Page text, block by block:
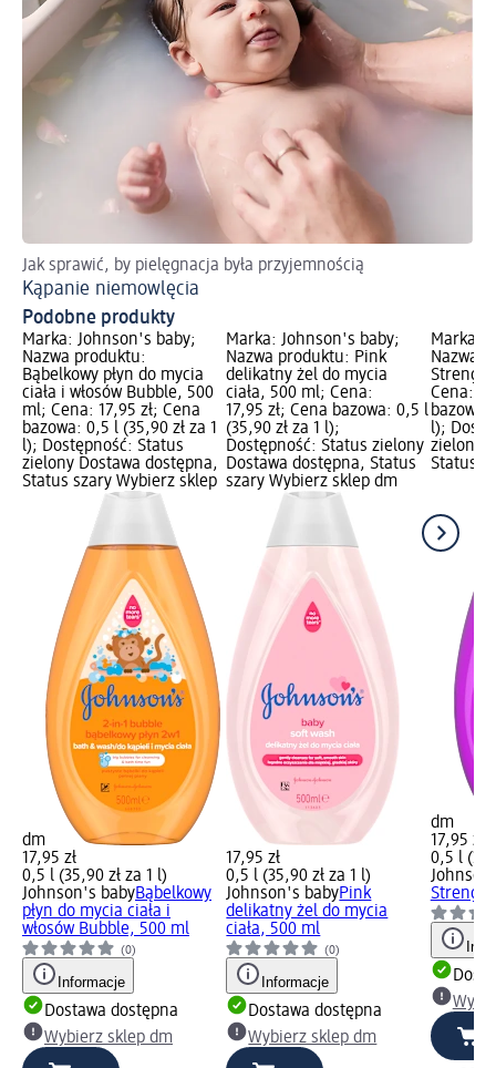
Jak sprawić, by pielęgnacja była przyjemnością
Kąpanie niemowlęcia
Podobne produkty
Marka: Johnson's baby;
Nazwa produktu:
Bąbelkowy płyn do mycia
ciała i włosów Bubble, 500
ml; Cena: 17,95 zł; Cena
bazowa: 0,5 l (35,90 zł za 1
l); Dostępność: Status
zielony Dostawa dostępna,
Status szary Wybierz sklep
dm
17,95 zł
0,5 l (35,90 zł za 1 l)
Johnson's babyBąbelkowy
płyn do mycia ciała i
włosów Bubble, 500 ml
(0)
Informacje
Dostawa dostępna
Wybierz sklep dm
Marka: Johnson's baby;
Nazwa produktu: Pink
delikatny żel do mycia
ciała, 500 ml; Cena:
17,95 zł; Cena bazowa: 0,5 l
(35,90 zł za 1 l);
Dostępność: Status zielony
Dostawa dostępna, Status
szary Wybierz sklep dm
17,95 zł
0,5 l (35,90 zł za 1 l)
Johnson's babyPink
delikatny żel do mycia
ciała, 500 ml
(0)
Informacje
Dostawa dostępna
Wybierz sklep dm
Marka:
Nazwa
Cena:
bazowa:
l);
zielony
Status
dm
17,95 zł
0,5 l